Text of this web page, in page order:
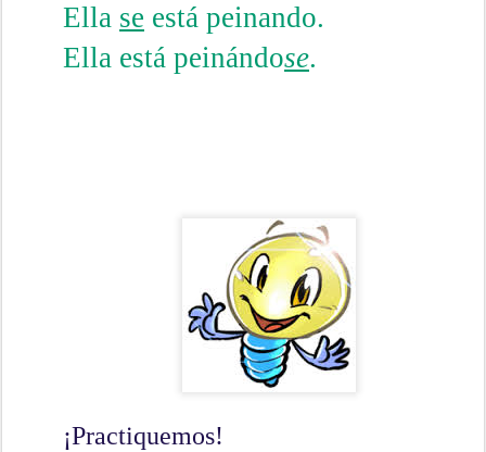
Ella se está peinando.
Ella está peinándose.
¡Practiquemos!